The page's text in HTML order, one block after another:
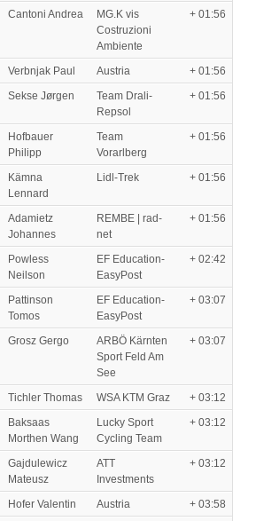
Cantoni Andrea
MG.K vis
Costruzioni
Ambiente
+ 01:56
Verbnjak Paul Austria
+ 01:56
Sekse Jørgen
Team Drali-
Repsol
+ 01:56
Hofbauer
Philipp
Team
Vorarlberg
+ 01:56
Kämna
Lennard
Lidl-Trek + 01:56
Adamietz
Johannes
REMBE | rad-
net
+ 01:56
Powless
Neilson
EF Education-
EasyPost
+ 02:42
Pattinson
Tomos
EF Education-
EasyPost
+ 03:07
Grosz Gergo
ARBÖ Kärnten
Sport Feld Am
See
+ 03:07
Tichler Thomas WSA KTM Graz
+ 03:12
Baksaas
Morthen Wang
Lucky Sport
Cycling Team
+ 03:12
Gajdulewicz
Mateusz
ATT
Investments
+ 03:12
Hofer Valentin Austria
+ 03:58